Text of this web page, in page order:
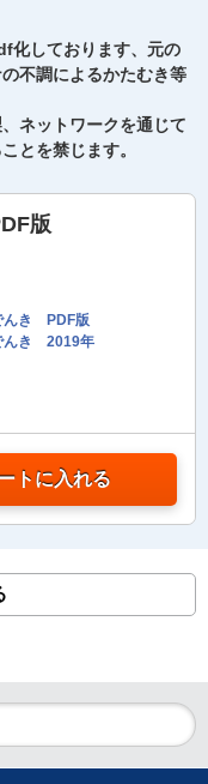
化しております、元の
不調によるかたむき等
ネットワークを通じて
とを禁じます。
版
んき PDF版
んき 2019年
トに入れる